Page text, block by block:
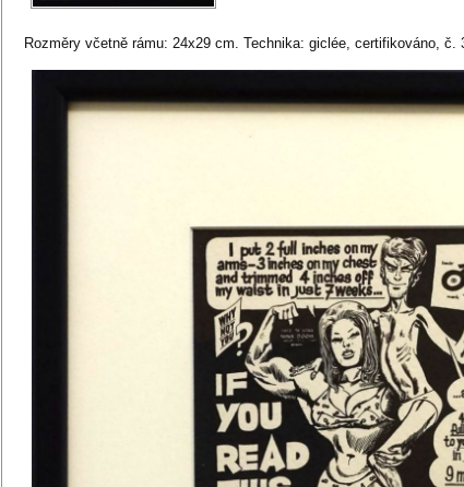
Rozměry včetně rámu: 24x29 cm. Technika: giclée, certifikováno, č.